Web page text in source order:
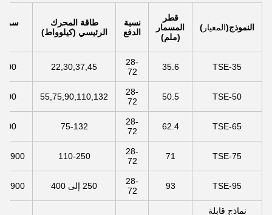
النموذج(المعيار )
قطر
المسمار
(ملم)
نسبة
الدفع
طاقة المحرك
الرئيسي (كيلوواط)
TSE-35
35.6
28-
72
22,30,37,45
TSE-50
50.5
28-
72
55,75,90,110,132
TSE-65
62.4
28-
72
75-132
TSE-75
71
28-
72
110-250
TSE-95
93
28-
72
250 إلى 400
نماذج قابلة